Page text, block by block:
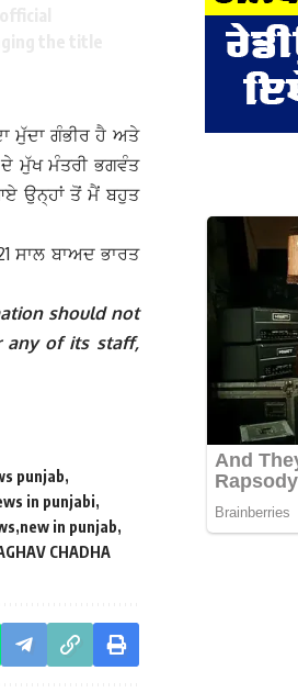
ਮੁੱਦਾ ਗੰਭੀਰ ਹੈ ਅਤੇ
ਮੁੱਖ ਮੰਤਰੀ ਭਗਵੰਤ
ਉਨ੍ਹਾਂ ਤੋਂ ਮੈਂ ਬਹੁਤ
ਸਾਲ ਬਾਅਦ ਭਾਰਤ
should not
any of its staff,
punjab
in punjabi
new in punjab
CHADHA